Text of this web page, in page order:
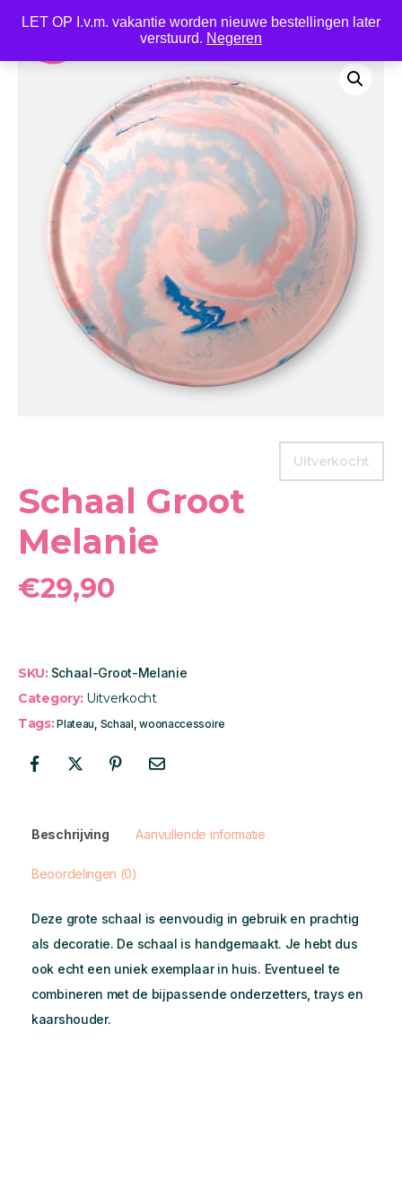
LET OP I.v.m. vakantie worden nieuwe bestellingen later
verstuurd. Negeren
Uitverkocht
Schaal Groot
Melanie
€29,90
SKU: Schaal-Groot-Melanie
Category: Uitverkocht
Tags:Plateau, Schaal,woonaccessoire
Beschrijving Aanvullende informatie
Beoordelingen (0)
Deze grote schaal is eenvoudig in gebruik en prachtig
als decoratie. De schaal is handgemaakt. Je hebt dus
ook echt een uniek exemplaar in huis. Eventueel te
combineren met de bijpassende onderzetters, trays en
kaarshouder.